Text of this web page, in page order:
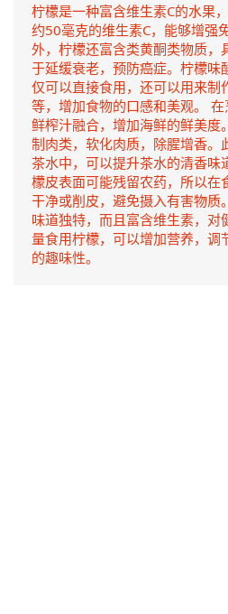
柠檬是一种富含维生素C的水果
约50毫克的维生素C，能够增强
外，柠檬还富含类黄酮类物质，
于延缓衰老，预防癌症。柠檬味
仅可以直接食用，还可以用来制
等，增加食物的口感和美观。
鲜榨汁融合，增加海鲜的鲜美度
制肉类，软化肉质，除腥增香。
茶水中，可以提升茶水的清香味
檬皮表面可能残留农药，所以在
干净或削皮，避免摄入有害物质
味道独特，而且富含维生素，对
量食用柠檬，可以增加营养，调
的趣味性。